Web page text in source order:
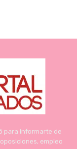
para informarte de
empleo